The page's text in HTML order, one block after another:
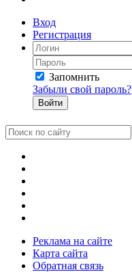
Вход
Регистрация
Запомнить
Забыли свой пароль?
Реклама на сайте
Карта сайта
Обратная связь